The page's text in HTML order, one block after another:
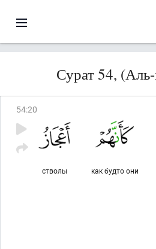
Сурат 54,
54:20
как будто они
стволы